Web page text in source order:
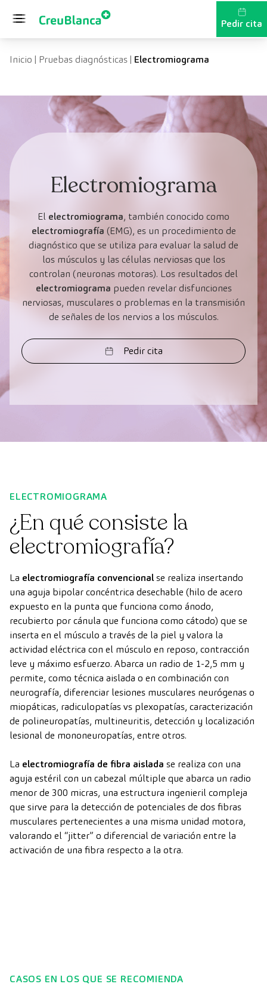
Pedir cita
Inicio | Pruebas diagnósticas| Electromiograma
Electromiograma
El electromiograma, también conocido como
electromiografía (EMG), es un procedimiento de
diagnóstico que se utiliza para evaluar la salud de
los músculos y las células nerviosas que los
controlan (neuronas motoras). Los resultados del
electromiograma pueden revelar disfunciones
nerviosas, musculares o problemas en la transmisión
de señales de los nervios a los músculos.
Pedir cita
ELECTROMIOGRAMA
¿En qué consiste la
electromiografía?
La electromiografía convencionalse realiza insertando
una aguja bipolar concéntrica desechable (hilo de acero
expuesto en la punta que funciona como ánodo,
recubierto por cánula que funciona como cátodo) que se
inserta en el músculo a través de la piel y valora la
actividad eléctrica con el músculo en reposo, contracción
leve y máximo esfuerzo. Abarca un radio de 1-2,5 mm y
permite, como técnica aislada o en combinación con
neurografía, diferenciar lesiones musculares neurógenas o
miopáticas, radiculopatías vs plexopatías, caracterización
de polineuropatías, multineuritis, detección y localización
lesional de mononeuropatías, entre otros.
La electromiografía de fibra aislada se realiza con una
aguja estéril con un cabezal múltiple que abarca un radio
menor de 300 micras, una estructura ingenieril compleja
que sirve para la detección de potenciales de dos fibras
musculares pertenecientes a una misma unidad motora,
valorando el “jitter” o diferencial de variación entre la
activación de una fibra respecto a la otra.
CASOS EN LOS QUE SE RECOMIENDA